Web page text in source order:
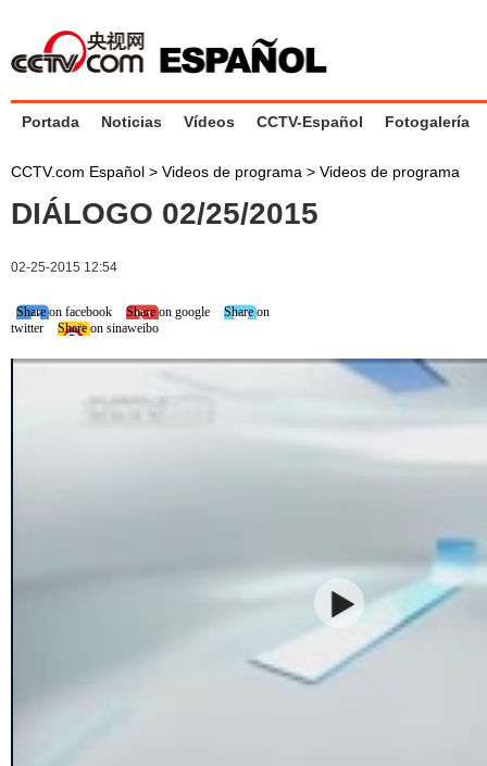
Portada Noticias Vídeos CCTV-Español Fotogalería
CCTV.com Español > Videos de programa > Videos de programa
DIÁLOGO 02/25/2015
02-25-2015 12:54
Share on facebook Share on google
Share on
twitter
Share on sinaweibo